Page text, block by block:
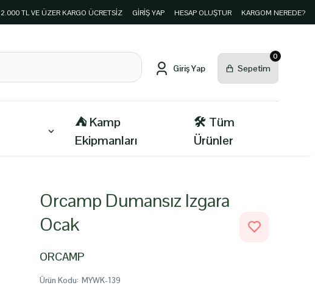
2.000 TL VE ÜZER KARGO ÜCRETSİZ GIRIŞ YAP HESAP OLUŞTUR KARGOM NEREDE?
⛺ Kamp
Ekipmanları
🛠️ Tüm
Ürünler
0
Orcamp Dumansız Izgara
Ocak
ORCAMP
Ürün Kodu: MYWK-139